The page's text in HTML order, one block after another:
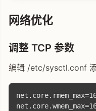
网络优化
调整 TCP 参数
编辑 /etc/sysctl.conf 添